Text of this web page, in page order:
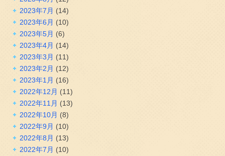
2023年7月 (14)
2023年6月 (10)
2023年5月 (6)
2023年4月 (14)
2023年3月 (11)
2023年2月 (12)
2023年1月 (16)
2022年12月 (11)
2022年11月 (13)
2022年10月 (8)
2022年9月 (10)
2022年8月 (13)
2022年7月 (10)